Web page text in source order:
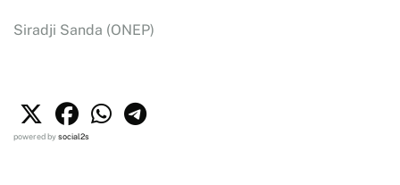
Siradji Sanda (ONEP)
powered bysocial2s